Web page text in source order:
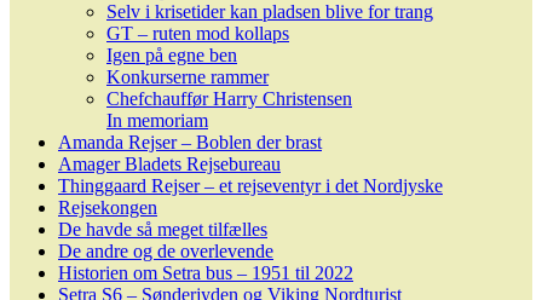
Selv i krisetider kan pladsen blive for trang
GT – ruten mod kollaps
Igen på egne ben
Konkurserne rammer
Chefchauffør Harry Christensen
In memoriam
Amanda Rejser – Boblen der brast
Amager Bladets Rejsebureau
Thinggaard Rejser – et rejseventyr i det Nordjyske
Rejsekongen
De havde så meget tilfælles
De andre og de overlevende
Historien om Setra bus – 1951 til 2022
Setra S6 – Sønderjyden og Viking Nordturist